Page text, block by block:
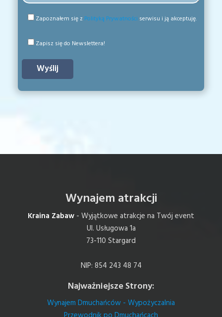
Zapoznałem się z Polityką Prywatności serwisu i ją akceptuję.
Zapisz się do Newslettera!
Wynajem atrakcji
Kraina Zabaw - Wyjątkowe atrakcje na Twój event
Ul. Usługowa 1a
73-110 Stargard
NIP: 854 243 48 74
Najważniejsze Strony:
Wynajem Dmuchańców - Wypożyczalnia